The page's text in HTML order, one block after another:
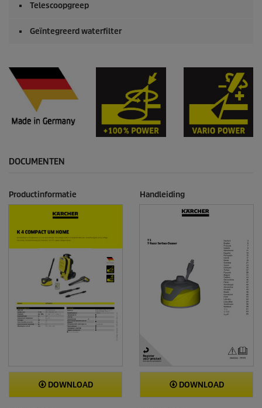
Telescoopgreep
Geïntegreerd waterfilter
DOCUMENTEN
Productinformatie
DOWNLOAD
Handleiding
DOWNLOAD